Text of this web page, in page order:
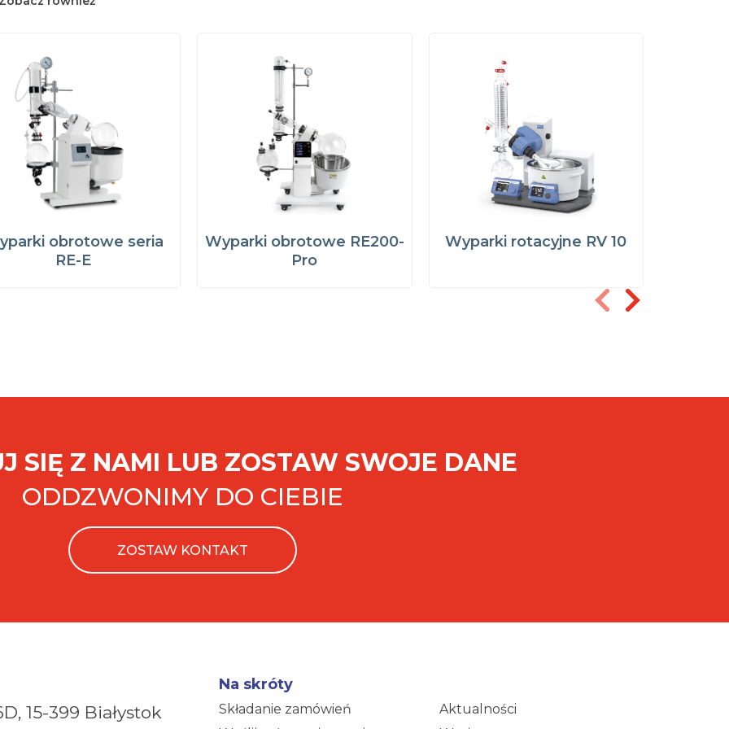
obrotowe seria
RE-E
Wyparki obrotowe RE200-
Pro
Wyparki rotacyjne RV 10
SIĘ Z NAMI LUB ZOSTAW SWOJE DANE
ODDZWONIMY DO CIEBIE
ZOSTAW KONTAKT
15-399 Białystok
Na skróty
Składanie zamówień
Aktualności